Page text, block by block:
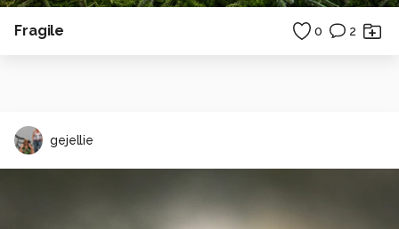
Fragile 0 2
gejellie